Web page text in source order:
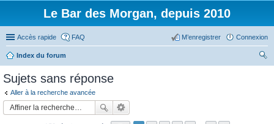
Le Bar des Morgan, depuis 2010
Accès rapide FAQ Connexion
M’enregistrer
Index du forum
Sujets sans réponse
Aller à la recherche avancée